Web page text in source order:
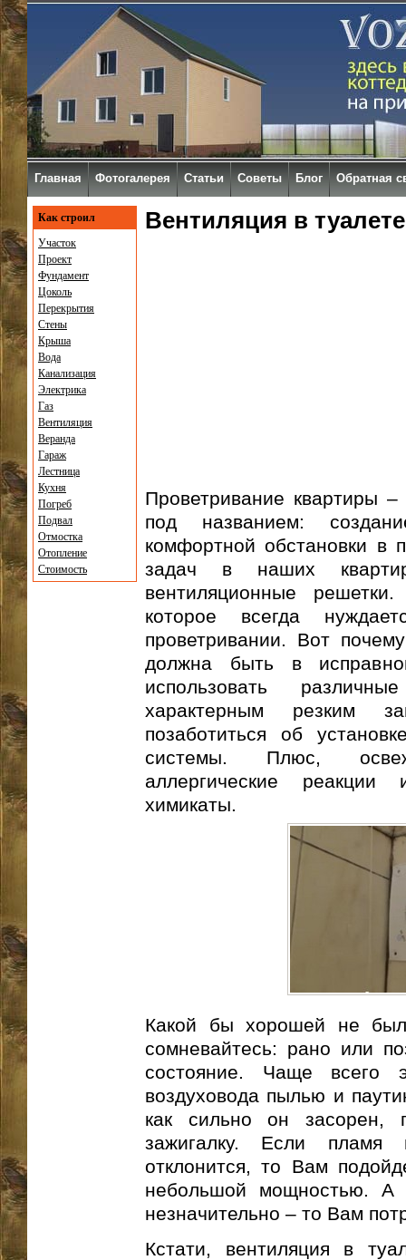
Вентиляция в туалете
Проветривание квартиры
под названием:
комфортной обстановки
задач в наших
вентиляционные
которое всегда
проветривании. Вот
должна быть в
использовать
характерным резким
позаботиться об
системы. Плюс,
аллергические
химикаты.
Какой бы хорошей не
сомневайтесь: рано или
состояние. Чаще всего
воздуховода пылью и
как сильно он засорен,
зажигалку. Если пламя
отклонится, то Вам
небольшой мощностью. А
незначительно – то Вам
Кстати, вентиляция в
Как строил
Участок
Проект
Фундамент
Цоколь
Перекрытия
Стены
Крыша
Вода
Канализация
Электрика
Газ
Вентиляция
Веранда
Гараж
Лестница
Кухня
Погреб
Подвал
Отмостка
Отопление
Стоимость
Главная Фотогалерея Статьи Советы Блог Обратная